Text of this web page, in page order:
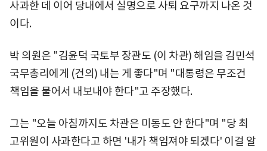
사과한 데 이어 당내에서 실명으로 사퇴 요구까지 나온 것
이다.
박 의원은 "김윤덕 국토부 장관도 (이 차관) 해임을 김민석
국무총리에게 (건의) 내는 게 좋다"며 "대통령은 무조건
책임을 물어서 내보내야 한다"고 주장했다.
그는 "오늘 아침까지도 차관은 미동도 안 한다"며 "당 최
고위원이 사과한다고 하면 '내가 책임져야 되겠다' 이걸 알